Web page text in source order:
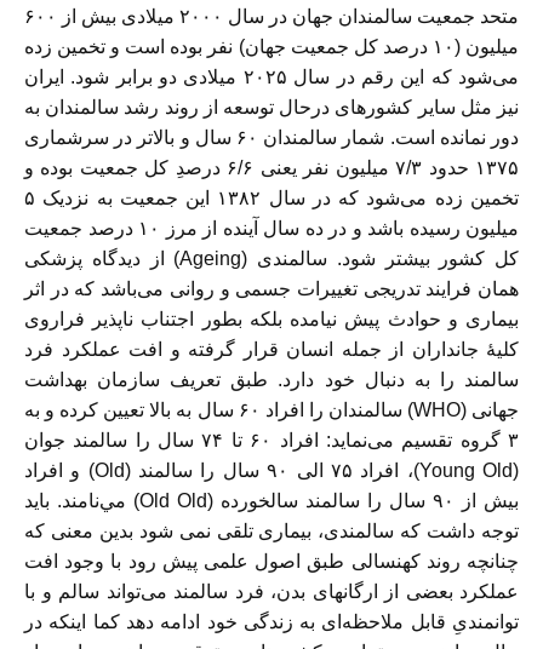
متحد جمعیت سالمندان جهان در سال ۲۰۰۰ میلادی بیش از ۶۰۰
میلیون (۱۰ درصد کل جمعیت جهان) نفر بوده است و تخمین زده
می‌شود که این رقم در سال ۲۰۲۵ میلادی دو برابر شود. ایران
نیز مثل سایر کشورهای درحال توسعه از روند رشد سالمندان به
دور نمانده است. شمار سالمندان ۶۰ سال و بالاتر در سرشماری
۱۳۷۵ حدود ۷/۳ میلیون نفر یعنی ۶/۶ درصدِ کل جمعیت بوده و
تخمین زده می‌شود که در سال ۱۳۸۲ این جمعیت به نزدیک ۵
میلیون رسیده باشد و در ده سال آینده از مرز ۱۰ درصد جمعیت
کل کشور بیشتر شود. سالمندی (Ageing) از دیدگاه پزشکی
همان فرایند تدریجی تغییرات جسمی و روانی می‌باشد که در اثر
بیماری و حوادث پیش نیامده بلکه بطور اجتناب ناپذیر فراروی
کلیهٔ جانداران از جمله انسان قرار گرفته و افت عملکرد فرد
سالمند را به دنبال خود دارد. طبق تعریف سازمان بهداشت
جهانی (WHO) سالمندان را افراد ۶۰ سال به بالا تعیین كرده و به
۳ گروه تقسیم می‌نماید: افراد ۶۰ تا ۷۴ سال را سالمند جوان
(Young Old)، افراد ۷۵ الی ۹۰ سال را سالمند (Old) و افراد
بیش از ۹۰ سال را سالمند سالخورده (Old Old) مي‌نامند. باید
توجه داشت که سالمندی، بیماری تلقی نمی شود بدین معنی که
چنانچه روند کهنسالی طبق اصول علمی پیش رود با وجود افت
عملکرد بعضی از ارگانهای بدن، فرد سالمند می‌تواند سالم و با
توانمندیِ قابل ملاحظه‌ای به زندگی خود ادامه دهد کما اینکه در